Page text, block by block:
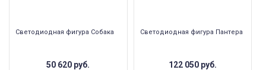
Светодиодная фигура Собака
50 620 руб.
Светодиодная фигура Пантера
122 050 руб.